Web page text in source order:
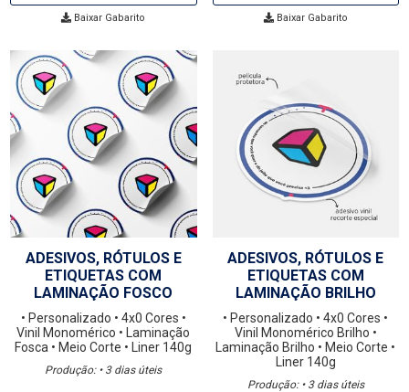
Baixar Gabarito Baixar Gabarito
ADESIVOS, RÓTULOS E
ETIQUETAS COM
LAMINAÇÃO FOSCO
• Personalizado • 4x0 Cores •
Vinil Monomérico • Laminação
Fosca • Meio Corte • Liner 140g
Produção: • 3 dias úteis
ADESIVOS, RÓTULOS E
ETIQUETAS COM
LAMINAÇÃO BRILHO
• Personalizado • 4x0 Cores •
Vinil Monomérico Brilho •
Laminação Brilho • Meio Corte •
Liner 140g
Produção: • 3 dias úteis